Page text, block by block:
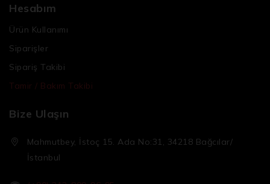
Hesabım
Ürün Kullanımı
Siparişler
Sipariş Takibi
Tamir / Bakım Takibi
Bize Ulaşın
Mahmutbey, İstoç 15. Ada No:31, 34218 Bağcılar/
İstanbul